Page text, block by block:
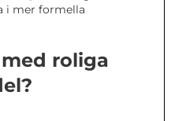
i mer formella
roliga